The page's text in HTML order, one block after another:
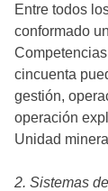
Entre todos
conformado
cincuenta
gestión,
operación
Unidad
2. Sistemas